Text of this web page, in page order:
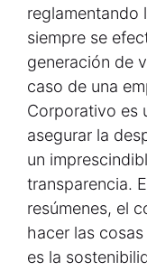
reglamentando
siempre se
generación de
caso de una
Corporativo es
asegurar la
un
transparencia.
resúmenes, el
hacer las
es la